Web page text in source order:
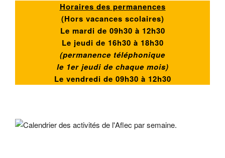
Horaires des permanences
(Hors vacances scolaires)
Le mardi de 09h30 à 12h30
Le jeudi de 16h30 à 18h30
(permanence téléphonique
le 1er jeudi de chaque mois)
Le vendredi de 09h30 à 12h30